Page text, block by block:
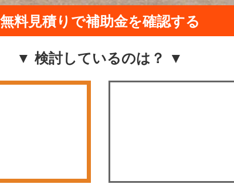
無料見積りで補助金を確認する
▼ 検討しているのは？ ▼